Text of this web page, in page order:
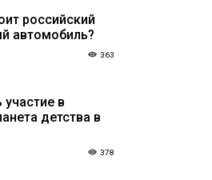
российский
автомобиль?
363
участие в
детства в
378